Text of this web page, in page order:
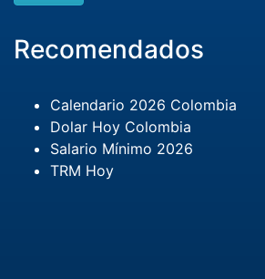
Recomendados
Calendario 2026 Colombia
Dolar Hoy Colombia
Salario Mínimo 2026
TRM Hoy